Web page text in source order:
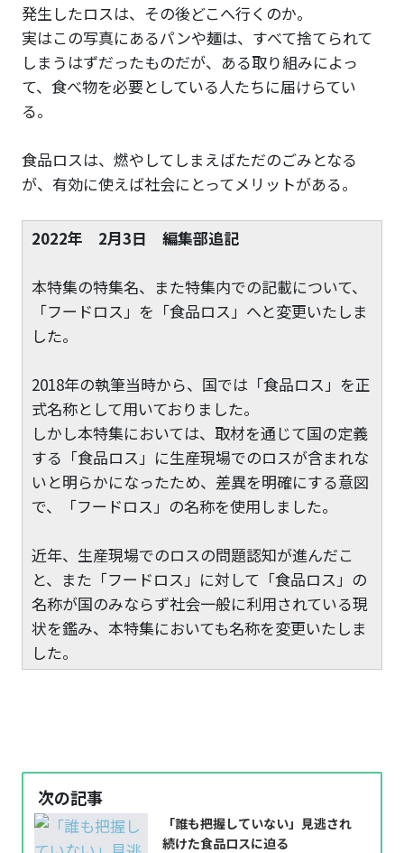
発生したロスは、その後どこへ行くのか。
実はこの写真にあるパンや麺は、すべて捨てられて
しまうはずだったものだが、ある取り組みによっ
て、食べ物を必要としている人たちに届けらてい
る。
食品ロスは、燃やしてしまえばただのごみとなる
が、有効に使えば社会にとってメリットがある。
2022年 2月3日 編集部追記
本特集の特集名、また特集内での記載について、
「フードロス」を「食品ロス」へと変更いたしま
した。
2018年の執筆当時から、国では「食品ロス」を正
式名称として用いておりました。
しかし本特集においては、取材を通じて国の定義
する「食品ロス」に生産現場でのロスが含まれな
いと明らかになったため、差異を明確にする意図
で、「フードロス」の名称を使用しました。
近年、生産現場でのロスの問題認知が進んだこ
と、また「フードロス」に対して「食品ロス」の
名称が国のみならず社会一般に利用されている現
状を鑑み、本特集においても名称を変更いたしま
した。
次の記事
「誰も把握していない」見逃され
続けた食品ロスに迫る